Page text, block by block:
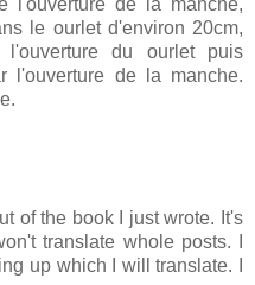
l'ouverture de la manche,
le ourlet d'environ 20cm,
l'ouverture du ourlet puis
l'ouverture de la manche.
of the book I just wrote. It's
translate whole posts. I
up which I will translate. I